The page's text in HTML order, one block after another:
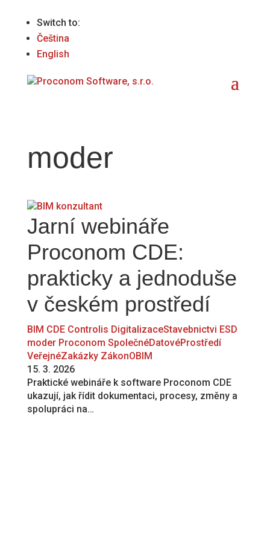
Switch to:
Čeština
English
moder
Jarní webináře
Proconom CDE:
prakticky a jednoduše
v českém prostředí
BIM CDE Controlis DigitalizaceStavebnictvi ESD
moder Proconom SpolečnéDatovéProstředí
VeřejnéZakázky ZákonOBIM
15. 3. 2026
Praktické webináře k software Proconom CDE
ukazují, jak řídit dokumentaci, procesy, změny a
spolupráci na…